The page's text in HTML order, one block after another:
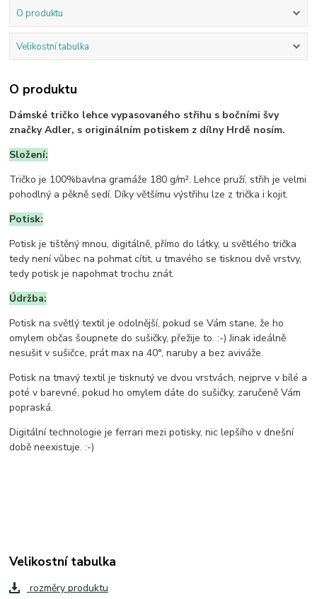
O produktu
Velikostní tabulka
O produktu
Dámské tričko lehce vypasovaného střihu s bočními švy
značky Adler, s originálním potiskem z dílny Hrdě nosím.
Složení:
Tričko je 100%bavlna gramáže 180 g/m². Lehce pruží, střih je velmi
pohodlný a pěkně sedí. Díky většímu výstřihu lze z trička i kojit.
Potisk:
Potisk je tištěný mnou, digitálně, přímo do látky, u světlého trička
tedy není vůbec na pohmat cítit, u tmavého se tisknou dvě vrstvy,
tedy potisk je napohmat trochu znát.
Údržba:
Potisk na světlý textil je odolnější, pokud se Vám stane, že ho
omylem občas šoupnete do sušičky, přežije to. :-) Jinak ideálně
nesušit v sušičce, prát max na 40°, naruby a bez aviváže.
Potisk na tmavý textil je tisknutý ve dvou vrstvách, nejprve v bílé a
poté v barevné, pokud ho omylem dáte do sušičky, zaručeně Vám
popraská.
Digitální technologie je ferrari mezi potisky, nic lepšího v dnešní
době neexistuje. :-)
Velikostní tabulka
rozměry produktu